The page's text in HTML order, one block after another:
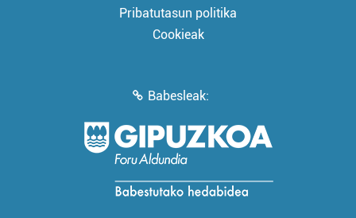
Pribatutasun politika
Cookieak
Babesleak: